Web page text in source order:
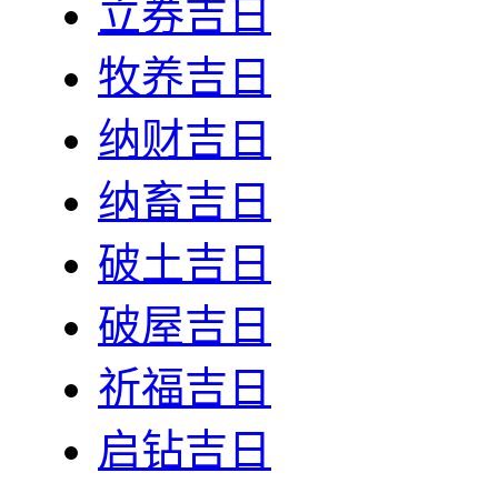
立券吉日
牧养吉日
纳财吉日
纳畜吉日
破土吉日
破屋吉日
祈福吉日
启钻吉日